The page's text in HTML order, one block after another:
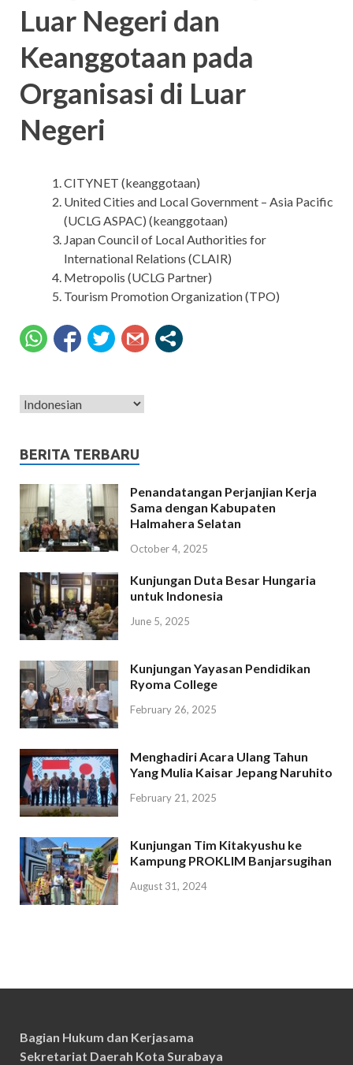
Luar Negeri dan
Keanggotaan pada
Organisasi di Luar
Negeri
CITYNET (keanggotaan)
United Cities and Local Government – Asia Pacific
(UCLG ASPAC) (keanggotaan)
Japan Council of Local Authorities for
International Relations (CLAIR)
Metropolis (UCLG Partner)
Tourism Promotion Organization (TPO)
BERITA TERBARU
Penandatangan Perjanjian Kerja
Sama dengan Kabupaten
Halmahera Selatan
October 4, 2025
Kunjungan Duta Besar Hungaria
untuk Indonesia
June 5, 2025
Kunjungan Yayasan Pendidikan
Ryoma College
February 26, 2025
Menghadiri Acara Ulang Tahun
Yang Mulia Kaisar Jepang Naruhito
February 21, 2025
Kunjungan Tim Kitakyushu ke
Kampung PROKLIM Banjarsugihan
August 31, 2024
Bagian Hukum dan Kerjasama
Sekretariat Daerah Kota Surabaya